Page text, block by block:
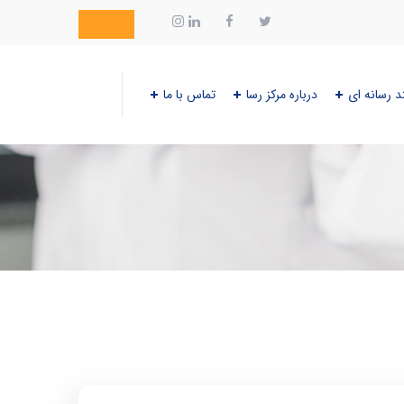
رسانه ای درباره مرکز رسا تماس با ما